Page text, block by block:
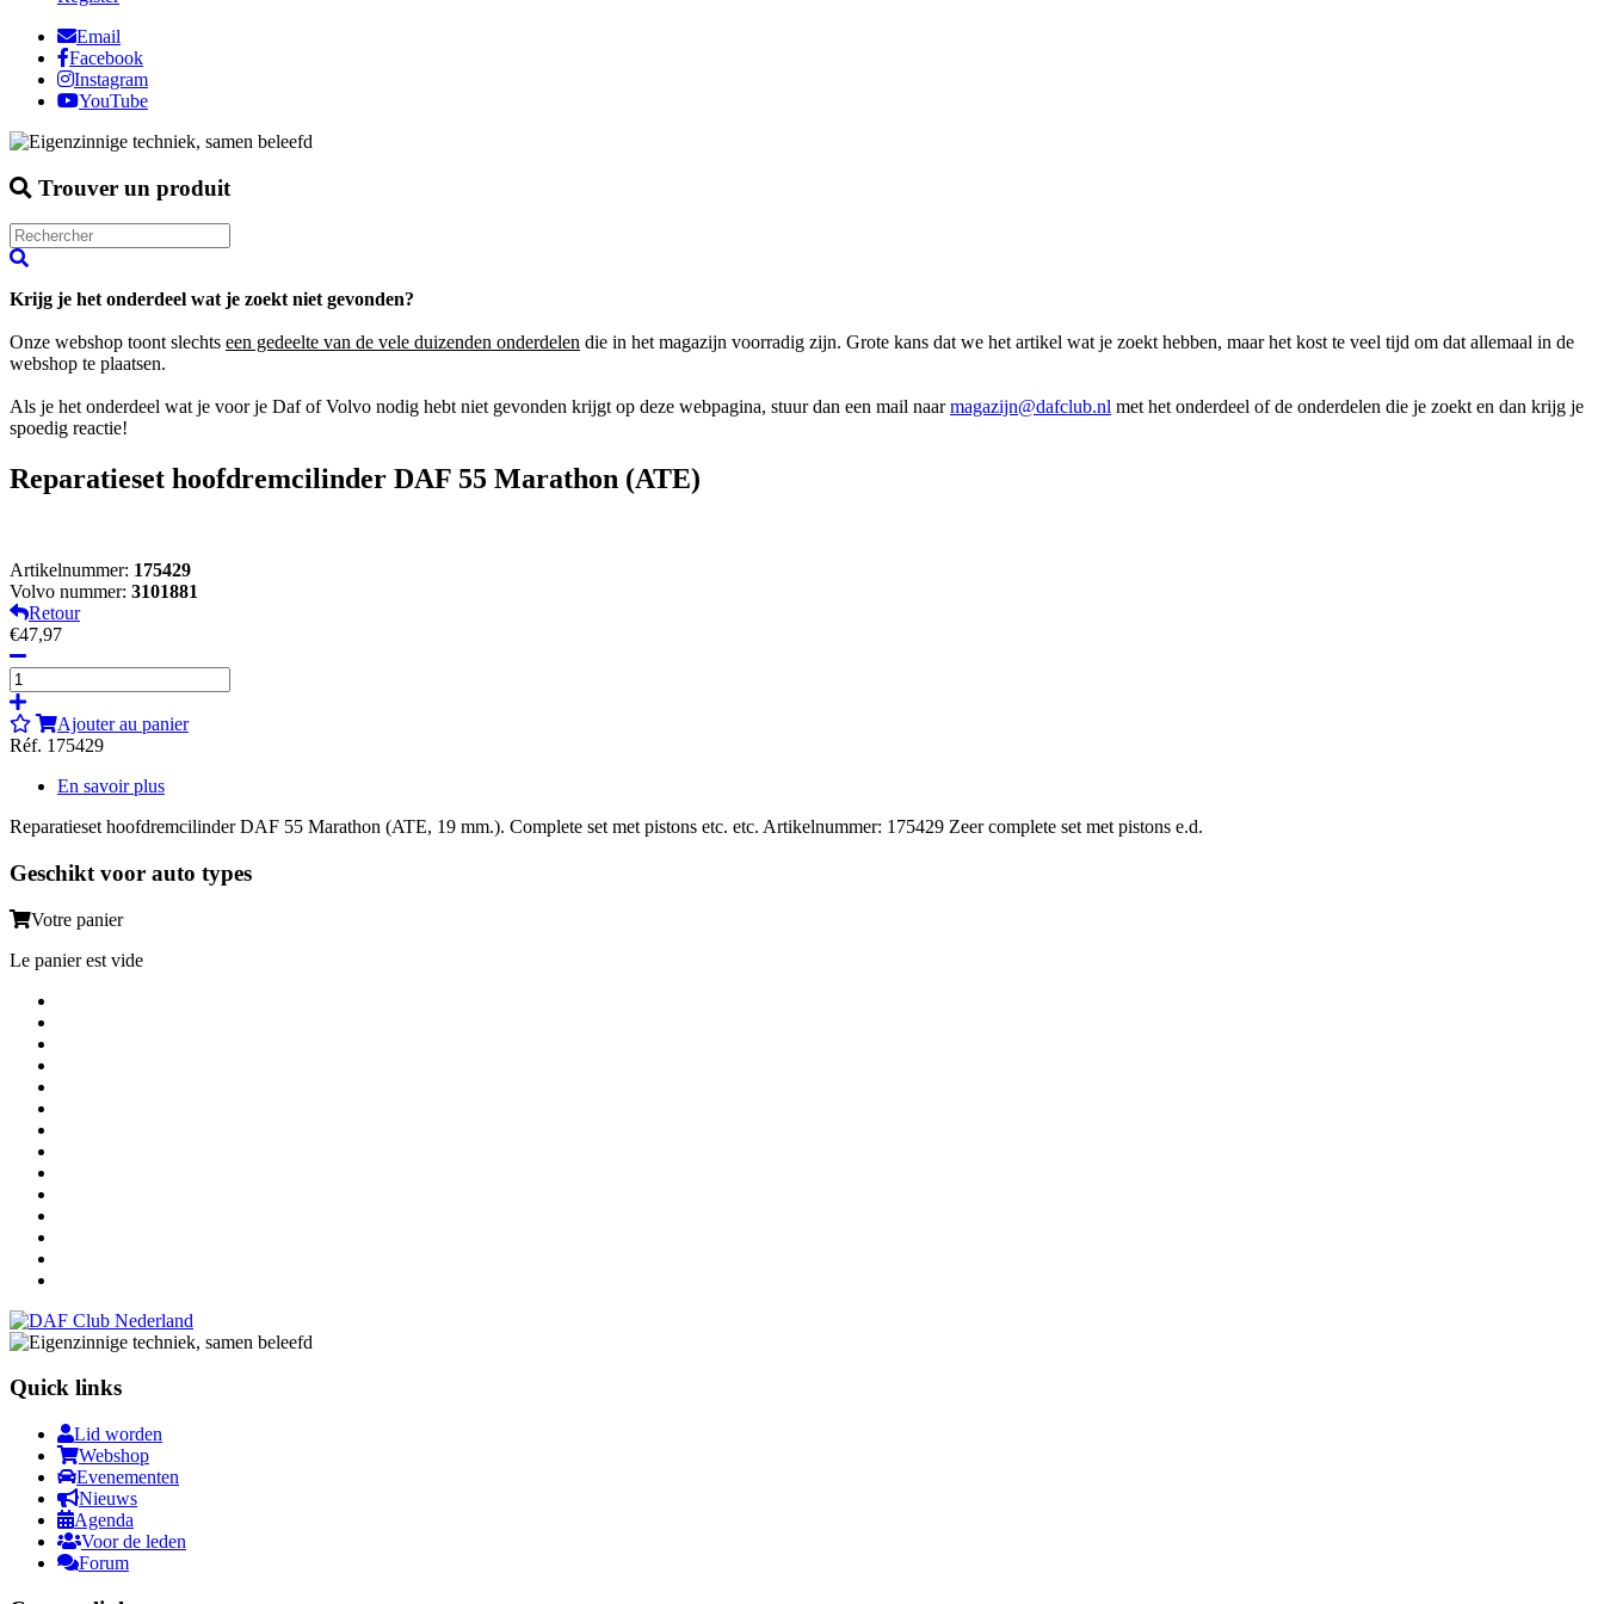
Email
Facebook
Instagram
YouTube
Trouver un produit
Krijg je het onderdeel wat je zoekt niet gevonden?
Onze webshop toont slechts een gedeelte van de vele duizenden onderdelen die in het magazijn voorradig zijn. Grote kans dat we het artikel wat je zoekt hebben, maar het kost te veel tijd om dat allemaal in de
webshop te plaatsen.
Als je het onderdeel wat je voor je Daf of Volvo nodig hebt niet gevonden krijgt op deze webpagina, stuur dan een mail naarmagazijn@dafclub.nl met het onderdeel of de onderdelen die je zoekt en dan krijg je
spoedig reactie!
Reparatieset hoofdremcilinder DAF 55 Marathon (ATE)
Artikelnummer: 175429
Volvo nummer: 3101881
Retour
€47,97
Ajouter au panier
Réf. 175429
En savoir plus
Reparatieset hoofdremcilinder DAF 55 Marathon (ATE, 19 mm.). Complete set met pistons etc. etc. Artikelnummer: 175429 Zeer complete set met pistons e.d.
Geschikt voor auto types
Votre panier
Le panier est vide
Quick links
Lid worden
Webshop
Evenementen
Nieuws
Agenda
Voor de leden
Forum